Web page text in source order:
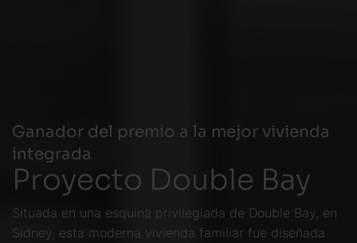
Ganador del premio a la mejor vivienda
integrada
Proyecto Double Bay
Situada en una esquina privilegiada de Double Bay, en
Sídney, esta moderna vivienda familiar fue diseñada